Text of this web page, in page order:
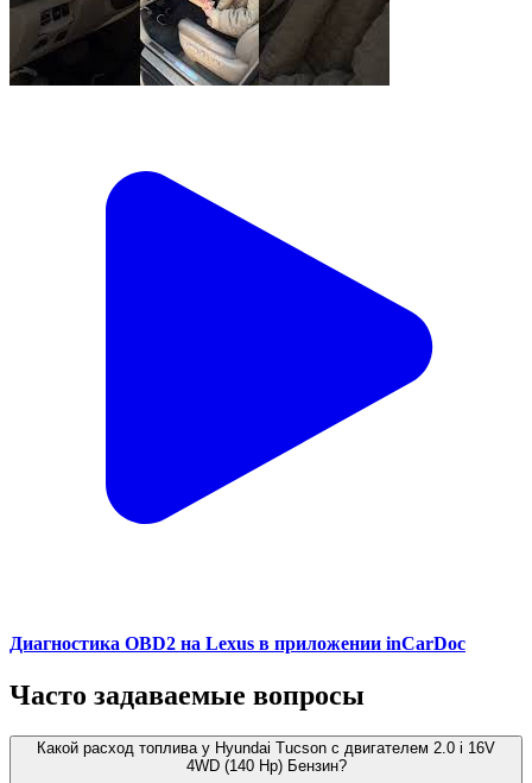
Диагностика OBD2 на Lexus в приложении inCarDoc
Часто задаваемые вопросы
Какой расход топлива у Hyundai Tucson с двигателем 2.0 i 16V
4WD (140 Hp) Бензин?